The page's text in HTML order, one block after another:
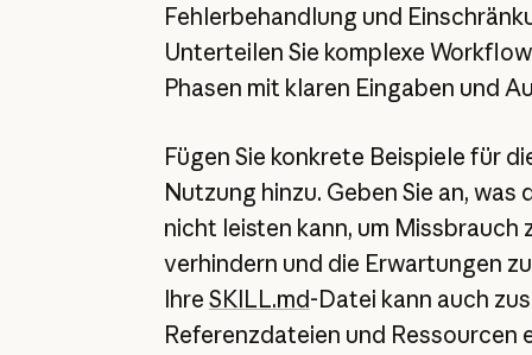
Fehlerbehandlung und
Unterteilen Sie komplexe
Phasen mit klaren Eingaben und
Fügen Sie konkrete Beispiele für
Nutzung hinzu. Geben Sie an, was
nicht leisten kann, um Missbrauch
verhindern und die Erwartungen
Ihre SKILL.md-Datei kann auch
Referenzdateien und Ressourcen